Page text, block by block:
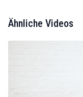
Ähnliche Videos